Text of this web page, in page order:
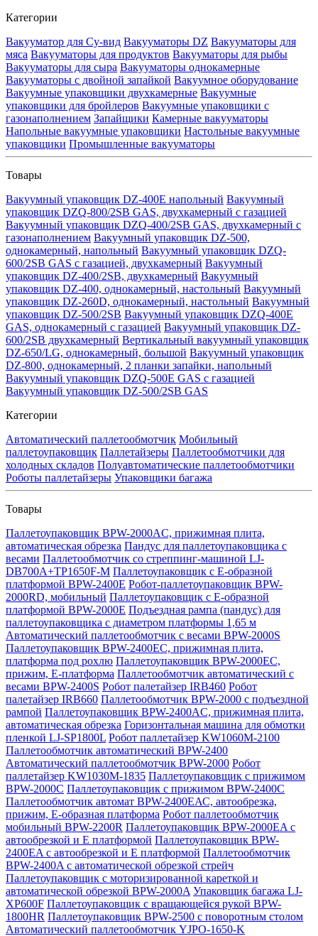
Категории
Вакууматор для Су-вид Вакууматоры DZ Вакууматоры для
мяса Вакууматоры для продуктов Вакууматоры для рыбы
Вакууматоры для сыра Вакууматоры однокамерные
Вакууматоры с двойной запайкой Вакуумное оборудование
Вакуумные упаковщики двухкамерные Вакуумные
упаковщики для бройлеров Вакуумные упаковщики с
газонаполнением Запайщики Камерные вакууматоры
Напольные вакуумные упаковщики Настольные вакуумные
упаковщики Промышленные вакууматоры
Товары
Вакуумный упаковщик DZ-400E напольный Вакуумный
упаковщик DZQ-800/2SB GAS, двухкамерный с газацией
Вакуумный упаковщик DZQ-400/2SB GAS, двухкамерный с
газонаполнением Вакуумный упаковщик DZ-500,
однокамерный, напольный Вакуумный упаковщик DZQ-
600/2SB GAS с газацией, двухкамерный Вакуумный
упаковщик DZ-400/2SB, двухкамерный Вакуумный
упаковщик DZ-400, однокамерный, настольный Вакуумный
упаковщик DZ-260D, однокамерный, настольный Вакуумный
упаковщик DZ-500/2SB Вакуумный упаковщик DZQ-400E
GAS, однокамерный с газацией Вакуумный упаковщик DZ-
600/2SB двухкамерный Вертикальный вакуумный упаковщик
DZ-650/LG, однокамерный, большой Вакуумный упаковщик
DZ-800, однокамерный, 2 планки запайки, напольный
Вакуумный упаковщик DZQ-500E GAS с газацией
Вакуумный упаковщик DZ-500/2SB GAS
Категории
Автоматический паллетообмотчик Мобильный
паллетоупаковщик Паллетайзеры Паллетообмотчики для
холодных складов Полуавтоматические паллетообмотчики
Роботы паллетайзеры Упаковщики багажа
Товары
Паллетоупаковщик BPW-2000AC, прижимная плита,
автоматическая обрезка Пандус для паллетоупаковщика с
весами Паллетообмотчик со стреппинг-машиной LJ-
DB700A+TP1650F-M Паллетоупаковщик с Е-образной
платформой BPW-2400E Робот-паллетоупаковщик BPW-
2000RD, мобильный Паллетоупаковщик с Е-образной
платформой BPW-2000E Подъездная рампа (пандус) для
паллетоупаковщика с диаметром платформы 1,65 м
Автоматический паллетообмотчик с весами BPW-2000S
Паллетоупаковщик BPW-2400EC, прижимная плита,
платформа под рохлю Паллетоупаковщик BPW-2000EC,
прижим, Е-платформа Паллетообмотчик автоматический с
весами BPW-2400S Робот палетайзер IRB460 Робот
палетайзер IRB660 Паллетообмотчик BPW-2000 с подъездной
рампой Паллетоупаковщик BPW-2400AC, прижимная плита,
автоматическая обрезка Горизонтальная машина для обмотки
пленкой LJ-SP1800L Робот паллетайзер KW1060M-2100
Паллетообмотчик автоматический BPW-2400
Автоматический паллетообмотчик BPW-2000 Робот
паллетайзер KW1030M-1835 Паллетоупаковщик с прижимом
BPW-2000C Паллетоупаковщик с прижимом BPW-2400C
Паллетообмотчик автомат BPW-2400ЕАС, автообрезка,
прижим, Е-образная платформа Робот паллетообмотчик
мобильный BPW-2200R Паллетоупаковщик BPW-2000EA с
автообрезкой и Е платформой Паллетоупаковщик BPW-
2400EA с автообрезкой и Е платформой Паллетообмотчик
BPW-2400A с автоматической обрезкой стрейч
Паллетоупаковщик с моторизированной кареткой и
автоматической обрезкой BPW-2000A Упаковщик багажа LJ-
XP600F Паллетоупаковщик с вращающейся рукой BPW-
1800HR Паллетоупаковщик BPW-2500 с поворотным столом
Автоматический паллетообмотчик YJPO-1650-K